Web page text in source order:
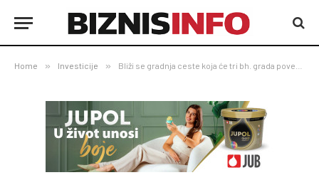
Home » Investicije » Bliži se gradnja ceste koja će tri bh. grada povezati s EU